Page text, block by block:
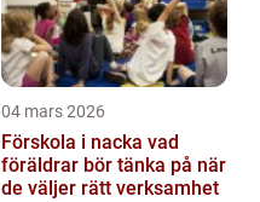
04 mars 2026
Förskola i nacka vad
föräldrar bör tänka på när
de väljer rätt verksamhet